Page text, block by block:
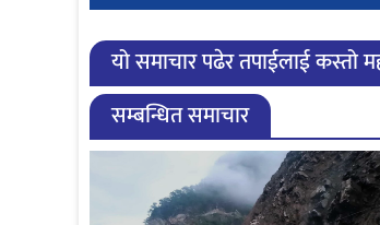
यो समाचार पढेर तपाईलाई कस्तो
सम्बन्धित समाचार